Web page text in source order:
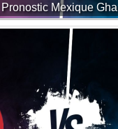
Pronostic Mexique